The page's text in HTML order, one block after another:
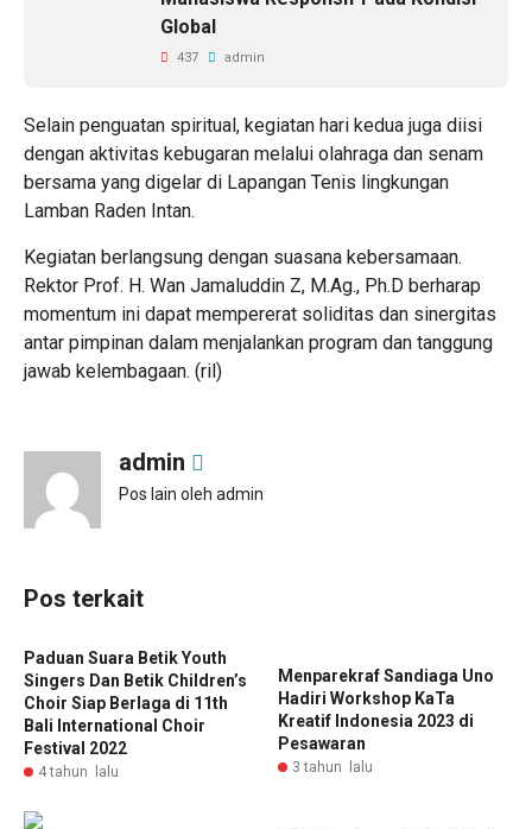
Global
437 admin
Selain penguatan spiritual, kegiatan hari kedua juga diisi
dengan aktivitas kebugaran melalui olahraga dan senam
bersama yang digelar di Lapangan Tenis lingkungan
Lamban Raden Intan.
Kegiatan berlangsung dengan suasana kebersamaan.
Rektor Prof. H. Wan Jamaluddin Z, M.Ag., Ph.D berharap
momentum ini dapat mempererat soliditas dan sinergitas
antar pimpinan dalam menjalankan program dan tanggung
jawab kelembagaan. (ril)
admin
Pos lain oleh admin
Pos terkait
Paduan Suara Betik Youth
Singers Dan Betik Children’s
Choir Siap Berlaga di 11th
Bali International Choir
Festival 2022
4 tahun lalu
Menparekraf Sandiaga Uno
Hadiri Workshop KaTa
Kreatif Indonesia 2023 di
Pesawaran
3 tahun lalu